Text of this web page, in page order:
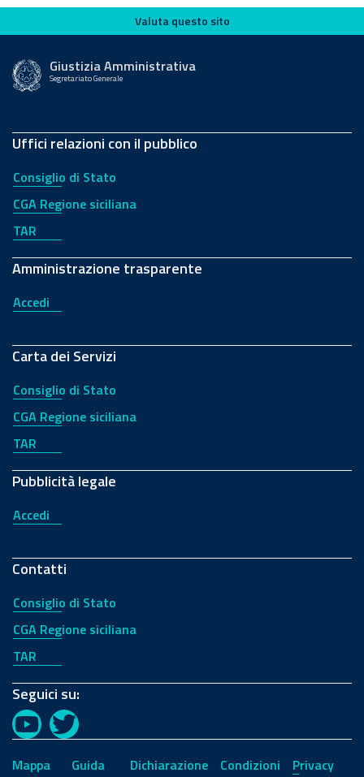
Valuta questo sito
Valuta questo sito
Giustizia Amministrativa
Segretariato Generale
Uffici relazioni con il pubblico
Consiglio di Stato
CGA Regione siciliana
TAR
Amministrazione trasparente
Accedi
Carta dei Servizi
Consiglio di Stato
CGA Regione siciliana
TAR
Pubblicità legale
Accedi
Contatti
Consiglio di Stato
CGA Regione siciliana
TAR
Seguici su:
YouTubeTwitter
Mappa
Guida
Dichiarazione
Condizioni
Privacy